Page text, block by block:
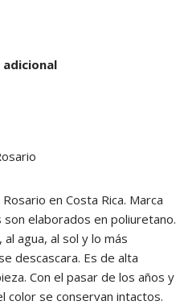
en Costa Rica. Marca
elaborados en poliuretano.
agua, al sol y lo más
descascara. Es de alta
Con el pasar de los años y
color se conservan intactos.